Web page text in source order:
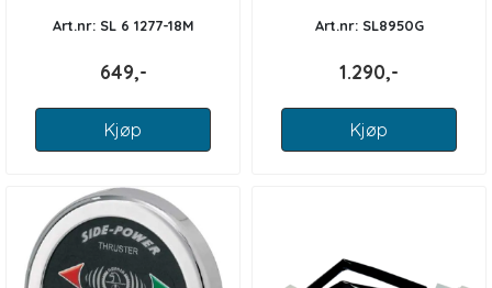
Art.nr: SL 6 1277-18M
649,-
Kjøp
Art.nr: SL8950G
1.290,-
Kjøp